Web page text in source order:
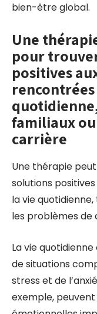
bien-être global.
Une
pour
positives
familiaux
carrière
Une thérapie
solutions
la vie
les problèmes de
La vie
de situations
stress et de
exemple,